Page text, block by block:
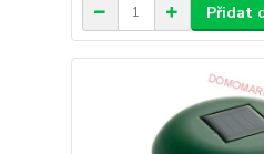
Přidat